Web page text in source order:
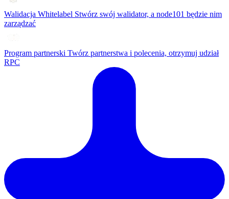
Walidacja Whitelabel Stwórz swój walidator, a node101 będzie nim
zarządzać
Program partnerski Twórz partnerstwa i polecenia, otrzymuj udział
RPC